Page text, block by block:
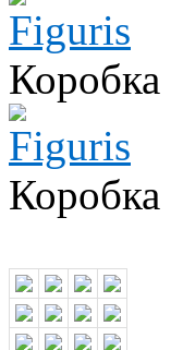
Коробка
Коробка